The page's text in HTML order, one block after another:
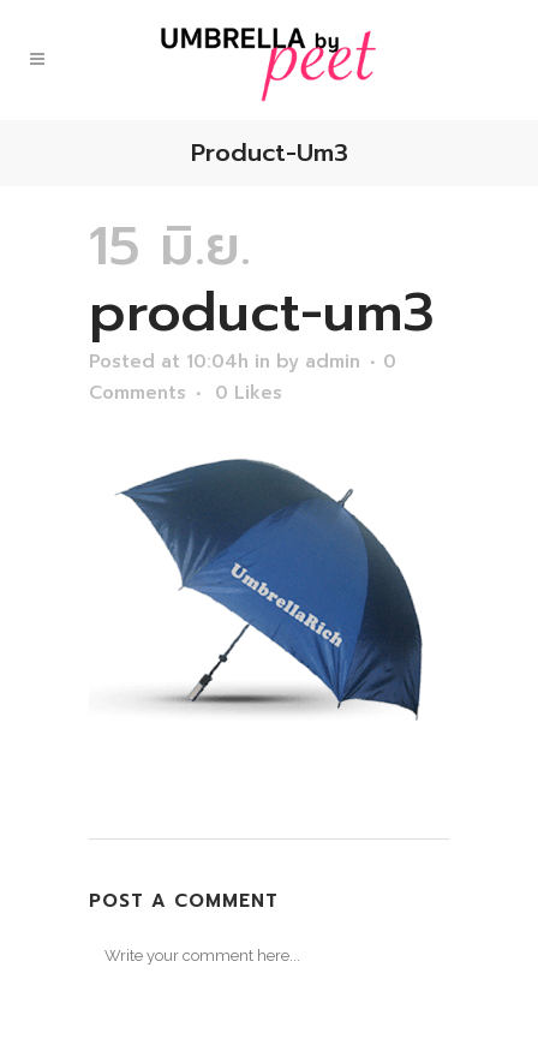
Product-Um3
15 มิ.ย.
product-um3
Posted at 10:04h in by admin
0
Comments
0 Likes
POST A COMMENT